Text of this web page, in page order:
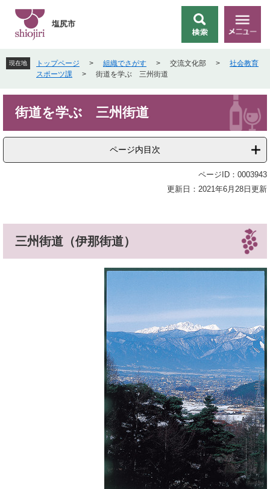
先
頭
す
を
飛
し
文
索
メ
ニ
ー
塩尻市
現在地 トップページ > 組織でさがす > 交流文化部 >
社会教育
スポーツ課
> 街道を学ぶ 三州街道
街道を学ぶ 三州街道
ページ内目次
ページID：0003943
更新日：2021年6月28日更新
三州街道（伊那街道）